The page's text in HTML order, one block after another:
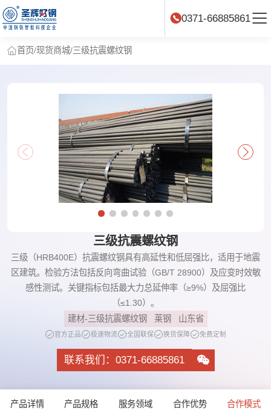
0371-66885861
首页/现货商城/三级抗震螺纹钢
三级抗震螺纹钢
三级（HRB400E）抗震螺纹钢具有高延性和低屈强比，适用于地震
区建筑。检验方法包括反向弯曲试验（GB/T 28900）及应变时效敏
感性测试。关键指标包括最大力总延伸率（≥9%）及屈强比
（≤1.30）。
建材-三级抗震螺纹钢
莱钢 山东省
官方正品 极速物流 全国联保 换货保障 免费定制
联系我们：0371-66885861
产品详情 产品规格 服务领域 合作优势 合作模式